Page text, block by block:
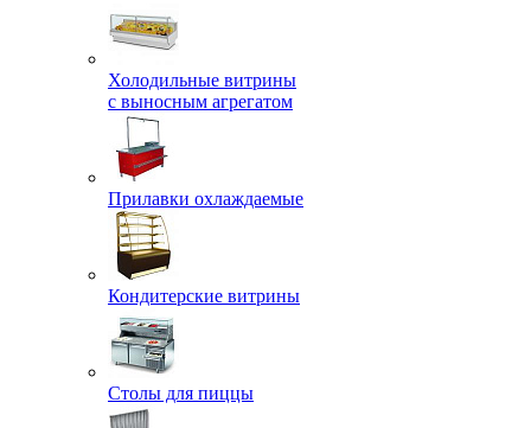
Холодильные витрины
с выносным агрегатом
Прилавки охлаждаемые
Кондитерские витрины
Столы для пиццы